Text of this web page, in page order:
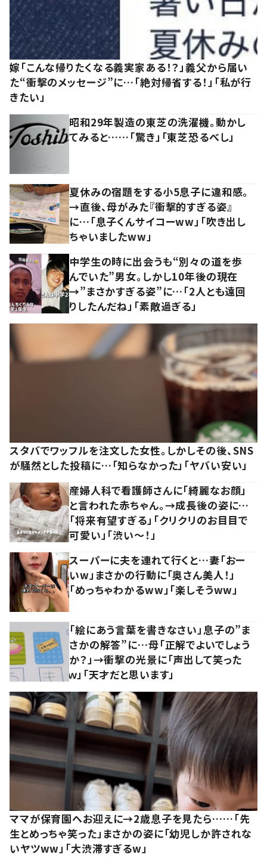
嫁「こんな帰りたくなる義実家ある！？」義父から届い
た“衝撃のメッセージ”に…「絶対帰省する！」「私が行
きたい」
昭和29年製造の東芝の洗濯機。動かし
てみると……「驚き」「東芝恐るべし」
夏休みの宿題をする小5息子に違和感。
→直後、母がみた『衝撃的すぎる姿』
に…「息子くんサイコーww」「吹き出し
ちゃいましたww」
中学生の時に出会うも“別々の道を歩
んでいた”男女。しかし10年後の現在
→”まさかすぎる姿”に…「2人とも遠回
りしたんだね」「素敵過ぎる」
スタバでワッフルを注文した女性。しかしその後、SNS
が騒然とした投稿に…「知らなかった」「ヤバい安い」
産婦人科で看護師さんに「綺麗なお顔」
と言われた赤ちゃん。→成長後の姿に…
「将来有望すぎる」「クリクリのお目目で
可愛い」「渋い～！」
スーパーに夫を連れて行くと…妻「おー
いw」まさかの行動に「奥さん美人！」
「めっちゃわかるww」「楽しそうww」
「絵にあう言葉を書きなさい」息子の”ま
さかの解答”に…母「正解でよいでしょう
か？」→衝撃の光景に「声出して笑った
ｗ」「天才だと思います」
ママが保育園へお迎えに→2歳息子を見たら……「先
生とめっちゃ笑った」まさかの姿に「幼児しか許されな
いヤツww」「大渋滞すぎるw」